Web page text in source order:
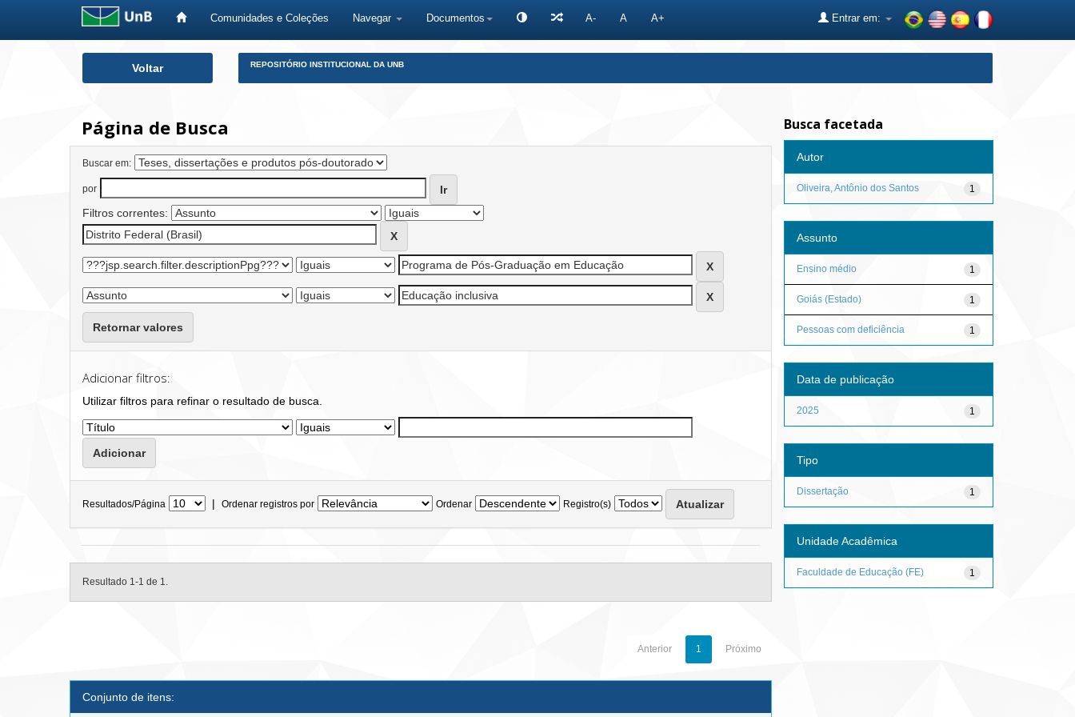
Comunidades e Coleções Navegar Documentos A- A A+ Entrar em:
Voltar REPOSITÓRIO INSTITUCIONAL DA UNB
Página de Busca
Buscar em:
por
Filtros correntes:
Retornar valores
Adicionar filtros:
Utilizar filtros para refinar o resultado de busca.
Resultados/Página | Ordenar registros por Ordenar Registro(s)
Resultado 1-1 de 1.
Anterior 1 Próximo
Conjunto de itens:
Busca facetada
Autor
1
Oliveira, Antônio dos Santos
Assunto
1
Ensino médio
1
Goiás (Estado)
1
Pessoas com deficiência
Data de publicação
1
2025
Tipo
1
Dissertação
Unidade Acadêmica
1
Faculdade de Educação (FE)